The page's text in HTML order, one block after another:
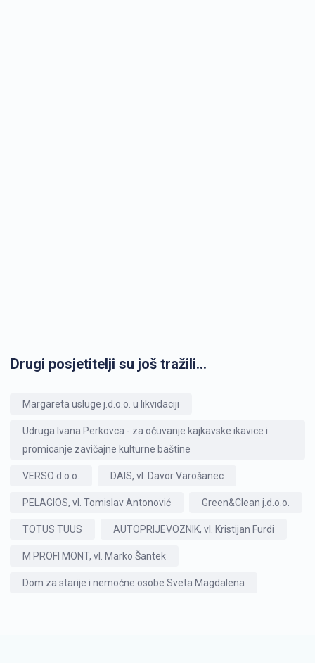
Drugi posjetitelji su još tražili...
Margareta usluge j.d.o.o. u likvidaciji
Udruga Ivana Perkovca - za očuvanje kajkavske ikavice i
promicanje zavičajne kulturne baštine
VERSO d.o.o. DAIS, vl. Davor Varošanec
PELAGIOS, vl. Tomislav Antonović Green&Clean j.d.o.o.
TOTUS TUUS AUTOPRIJEVOZNIK, vl. Kristijan Furdi
M PROFI MONT, vl. Marko Šantek
Dom za starije i nemoćne osobe Sveta Magdalena